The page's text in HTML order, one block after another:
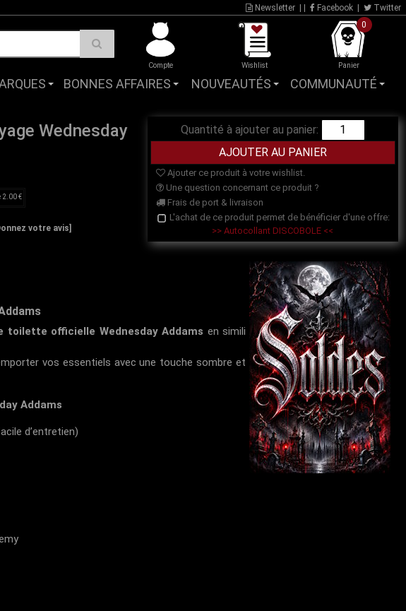
Newsletter Facebook Twitter
Compte Wishlist
0
Panier
BONNES AFFAIRES NOUVEAUTÉS COMMUNAUTÉ
Wednesday
2.00 €
votre avis]
Quantité à ajouter au panier:
Ajouter ce produit à votre wishlist.
Une question concernant ce produit ?
Frais de port & livraison
L'achat de ce produit permet de bénéficier d'une offre:
>> Autocollant DISCOBOLE <<
toilette officielle Wednesday Addams en simili
vos essentiels avec une touche sombre et
Addams
d’entretien)